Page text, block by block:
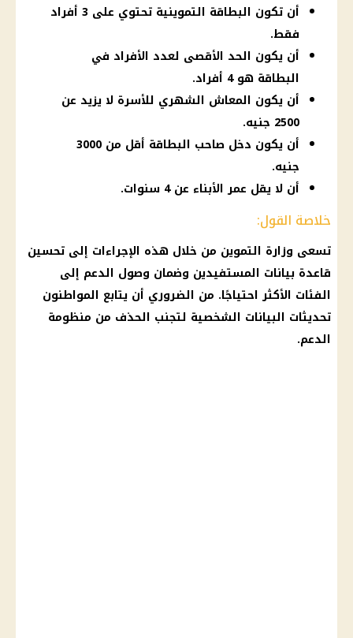
أن تكون البطاقة التموينية تحتوي على 3 أفراد
فقط.
أن يكون الحد الأقصى لعدد الأفراد في
البطاقة هو 4 أفراد.
أن يكون المعاش الشهري للأسرة لا يزيد عن
2500 جنيه.
أن يكون دخل صاحب البطاقة أقل من 3000
جنيه.
أن لا يقل عمر الأبناء عن 4 سنوات.
خلاصة القول:
تسعى وزارة التموين من خلال هذه الإجراءات إلى تحسين
قاعدة بيانات المستفيدين وضمان وصول الدعم إلى
الفئات الأكثر احتياجًا. من الضروري أن يتابع المواطنون
تحديثات البيانات الشخصية لتجنب الحذف من منظومة
الدعم.